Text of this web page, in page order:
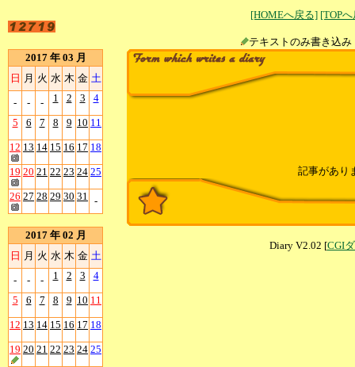
[HOMEへ戻る] [TOP
テキストのみ書
2017 年 03 月
日 月 火 水 木 金 土
- - - 1 2 3 4
5 6 7 8 9 10 11
12 13 14 15 16 17 18
19 20 21 22 23 24 25
26 27 28 29 30 31 -
2017 年 02 月
日 月 火 水 木 金 土
- - - 1 2 3 4
5 6 7 8 9 10 11
12 13 14 15 16 17 18
19 20 21 22 23 24 25
記事があり
Diary V2.02 [CGI